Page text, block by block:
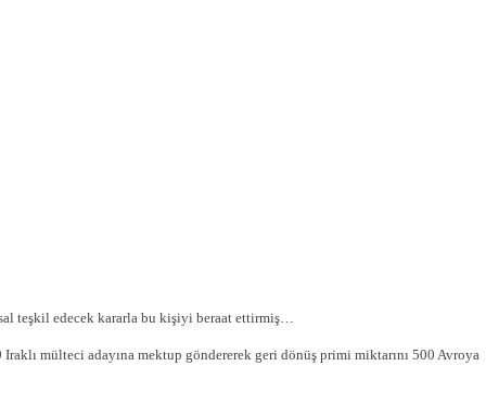
teşkil edecek kararla bu kişiyi beraat ettirmiş…
mülteci adayına mektup göndererek geri dönüş primi miktarını 500 Avroya